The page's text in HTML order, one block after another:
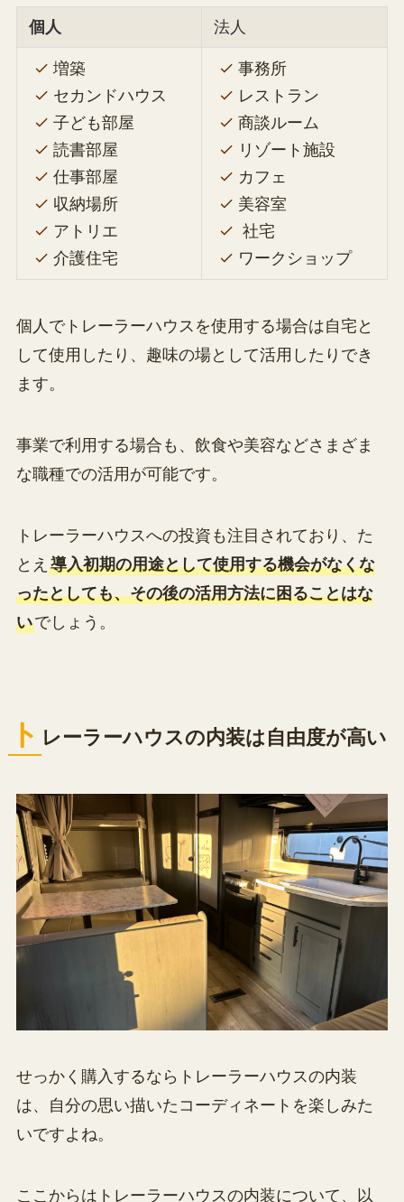
個人 法人
増築
セカンドハウス
子ども部屋
読書部屋
仕事部屋
収納場所
アトリエ
介護住宅
事務所
レストラン
商談ルーム
リゾート施設
カフェ
美容室
社宅
ワークショップ
個人でトレーラーハウスを使用する場合は自宅と
して使用したり、趣味の場として活用したりでき
ます。
事業で利用する場合も、飲食や美容などさまざま
な職種での活用が可能です。
トレーラーハウスへの投資も注目されており、た
とえ 導入初期の用途として使用する機会がなくな
ったとしても、その後の活用方法に困ることはな
いでしょう。
ト レーラーハウスの内装は自由度が高い
せっかく購入するならトレーラーハウスの内装
は、自分の思い描いたコーディネートを楽しみた
いですよね。
ここからはトレーラーハウスの内装について、以